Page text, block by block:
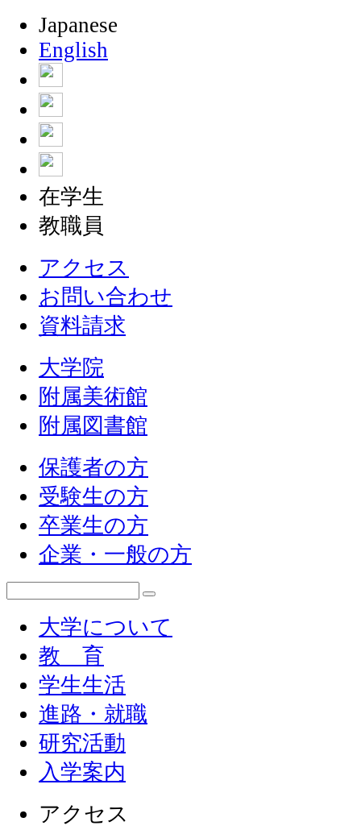
Japanese
English
在学生
教職員
アクセス
お問い合わせ
資料請求
大学院
附属美術館
附属図書館
保護者の方
受験生の方
卒業生の方
企業・一般の方
大学について
教 育
学生生活
進路・就職
研究活動
入学案内
アクセス